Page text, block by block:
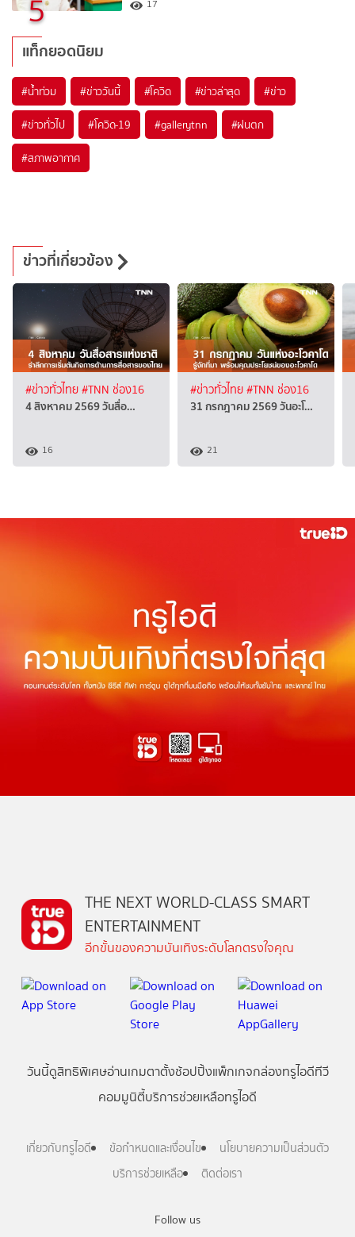
5 17
แท็กยอดนิยม
#น้ำท่วม #ข่าววันนี้ #โควิด #ข่าวล่าสุด #ข่าว
#ข่าวทั่วไป #โควิด-19 #gallerytnn #ฝนตก
#สภาพอากาศ
ข่าวที่เกี่ยวข้อง
#ข่าวทั่วไทย#TNN ช่อง16
4 สิงหาคม 2569 วันสื่อ…
16
#ข่าวทั่วไทย#TNN ช่อง16
31 กรกฎาคม 2569 วันอะโ…
21
Follow us
THE NEXT WORLD-CLASS SMART
ENTERTAINMENT
อีกขั้นของความบันเทิงระดับโลกตรงใจคุณ
วันนี้ดูสิทธิพิเศษอ่านเกมตาตั้งช้อปปิ้งแพ็กเกจกล่องทรูไอดีทีวี
คอมมูนิตี้บริการช่วยเหลือทรูไอดี
เกี่ยวกับทรูไอดี ข้อกำหนดและเงื่อนไข
นโยบายความเป็นส่วนตัว
บริการช่วยเหลือ
ติดต่อเรา